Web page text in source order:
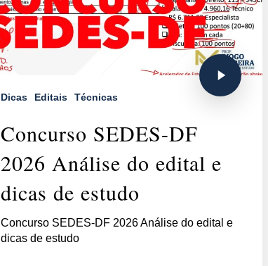
Dicas Editais Técnicas
Concurso SEDES-DF
2026 Análise do edital e
dicas de estudo
Concurso SEDES-DF 2026 Análise do edital e
dicas de estudo